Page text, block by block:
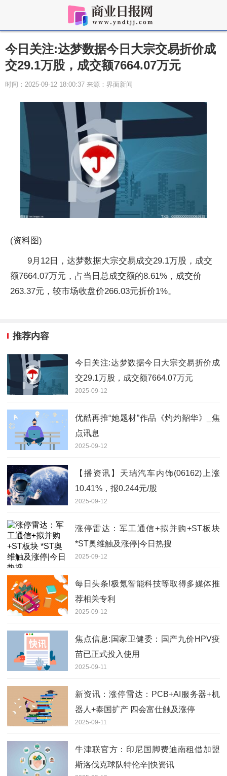
今日关注:达梦数据今日大宗交易折价成
交29.1万股，成交额7664.07万元
时间：2025-09-12 18:00:37 来源：界面新闻
(资料图)
9月12日，达梦数据大宗交易成交29.1万股，成交
额7664.07万元，占当日总成交额的8.61%，成交价
263.37元，较市场收盘价266.03元折价1%。
推荐内容
今日关注:达梦数据今日大宗交易折价成
交29.1万股，成交额7664.07万元
2025-09-12
优酷再推“她题材”作品《灼灼韶华》_焦
点讯息
2025-09-12
【播资讯】天瑞汽车内饰(06162)上涨
10.41%，报0.244元/股
2025-09-12
涨停雷达：军工通信+拟并购+ST板块
*ST奥维触及涨停|今日热搜
2025-09-12
每日头条!极氪智能科技等取得多媒体推
荐相关专利
2025-09-12
焦点信息:国家卫健委：国产九价HPV疫
苗已正式投入使用
2025-09-11
新资讯：涨停雷达：PCB+AI服务器+机
器人+泰国扩产 四会富仕触及涨停
2025-09-11
牛津联官方：印尼国脚费迪南租借加盟
斯洛伐克球队特伦辛|快资讯